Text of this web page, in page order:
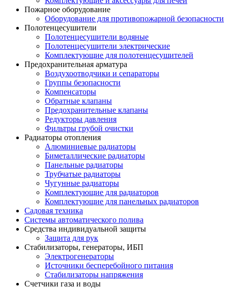
Пожарное оборудование
Оборудование для противопожарной безопасности
Полотенцесушители
Полотенцесушители водяные
Полотенцесушители электрические
Комплектующие для полотенцесушителей
Предохранительная арматура
Воздухоотводчики и сепараторы
Группы безопасности
Компенсаторы
Обратные клапаны
Предохранительные клапаны
Редукторы давления
Фильтры грубой очистки
Радиаторы отопления
Алюминиевые радиаторы
Биметаллические радиаторы
Панельные радиаторы
Трубчатые радиаторы
Чугунные радиаторы
Комплектующие для радиаторов
Комплектующие для панельных радиаторов
Садовая техника
Системы автоматического полива
Средства индивидуальной защиты
Защита для рук
Стабилизаторы, генераторы, ИБП
Электрогенераторы
Источники бесперебойного питания
Стабилизаторы напряжения
Счетчики газа и воды